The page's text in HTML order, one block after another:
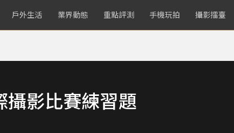
戶外生活 業界動態 重點評測 手機玩拍 攝影擂臺
攝影比賽練習題